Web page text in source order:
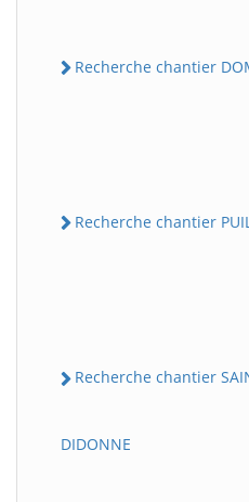
Recherche chantier
Recherche chantier
Recherche chantier
DIDONNE